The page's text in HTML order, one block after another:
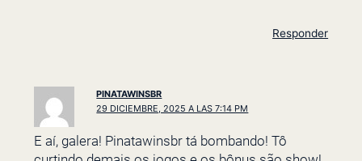
Responder
PINATAWINSBR
29 DICIEMBRE, 2025 A LAS 7:14 PM
E aí, galera! Pinatawinsbr tá bombando! Tô